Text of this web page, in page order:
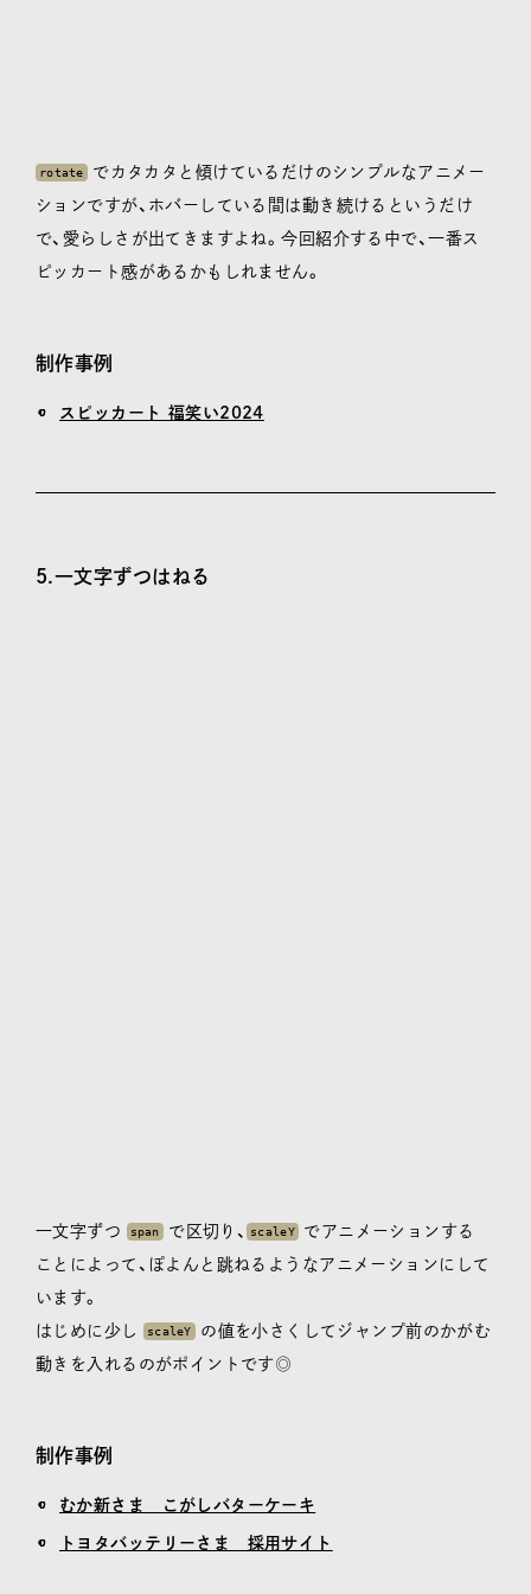
rotate
でカタカタと傾けているだけのシンプルなアニメー
ションですが、ホバーしている間は動き続けるというだけ
で、愛らしさが出てきますよね。今回紹介する中で、一番ス
ピッカート感があるかもしれません。
制作事例
スピッカート 福笑い2024
5.一文字ずつはねる
一文字ずつ span で区切り、 scaleY
でアニメーションする
ことによって、ぽよんと跳ねるようなアニメーションにして
います。
はじめに少し
scaleY
の値を小さくしてジャンプ前のかがむ
動きを入れるのがポイントです◎
制作事例
むか新さま こがしバターケーキ
トヨタバッテリーさま 採用サイト